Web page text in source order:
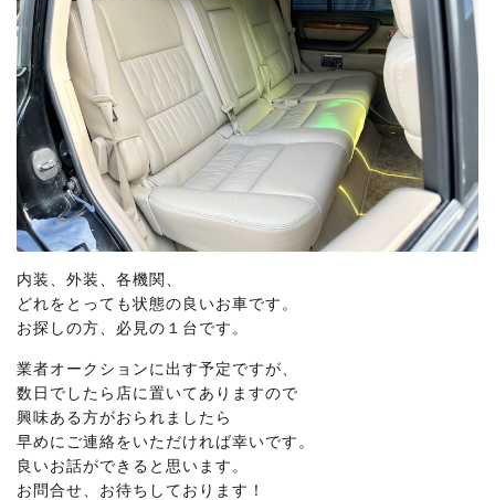
内装、外装、各機関、
どれをとっても状態の良いお車です。
お探しの方、必見の１台です。
業者オークションに出す予定ですが、
数日でしたら店に置いてありますので
興味ある方がおられましたら
早めにご連絡をいただければ幸いです。
良いお話ができると思います。
お問合せ、お待ちしております！